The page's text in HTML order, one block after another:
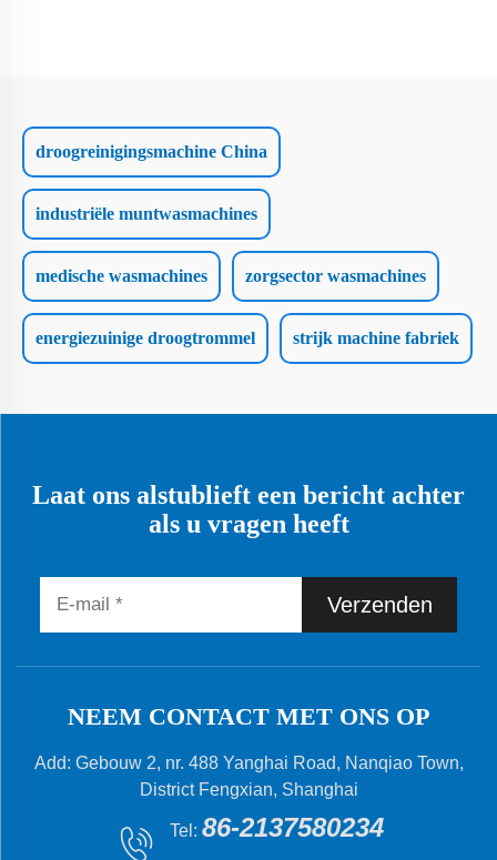
droogreinigingsmachine China
industriële muntwasmachines
medische wasmachines zorgsector wasmachines
energiezuinige droogtrommel strijk machine fabriek
Laat ons alstublieft een bericht achter
als u vragen heeft
Verzenden
NEEM CONTACT MET ONS OP
Add: Gebouw 2, nr. 488 Yanghai Road, Nanqiao Town,
District Fengxian, Shanghai
Tel: 86-2137580234